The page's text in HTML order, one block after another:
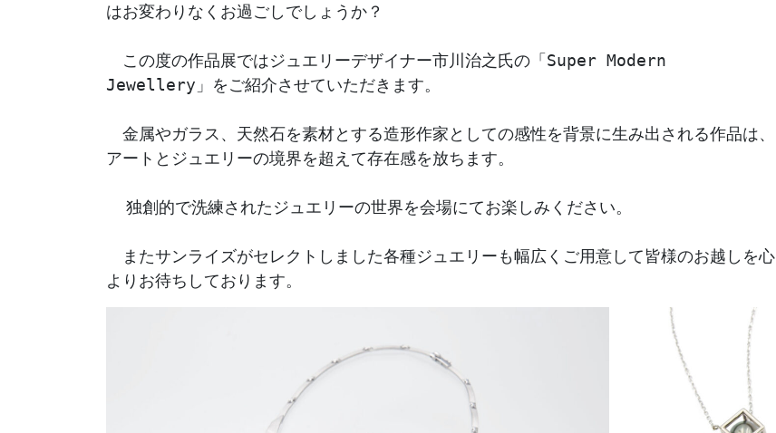
はお変わりなくお過ごしでしょうか？
この度の作品展ではジュエリーデザイナー市川治之氏の「Super Modern
Jewellery」をご紹介させていただきます。
金属やガラス、天然石を素材とする造形作家としての感性を背景に生み出される作品は、
アートとジュエリーの境界を超えて存在感を放ちます。
  独創的で洗練されたジュエリーの世界を会場にてお楽しみください。
またサンライズがセレクトしました各種ジュエリーも幅広くご用意して皆様のお越しを心
よりお待ちしております。